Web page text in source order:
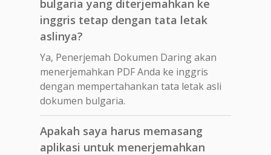
bulgaria yang diterjemahkan ke
inggris tetap dengan tata letak
aslinya?
Ya, Penerjemah Dokumen Daring akan
menerjemahkan PDF Anda ke inggris
dengan mempertahankan tata letak asli
dokumen bulgaria.
Apakah saya harus memasang
aplikasi untuk menerjemahkan